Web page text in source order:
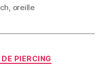
, oreille
PIERCING